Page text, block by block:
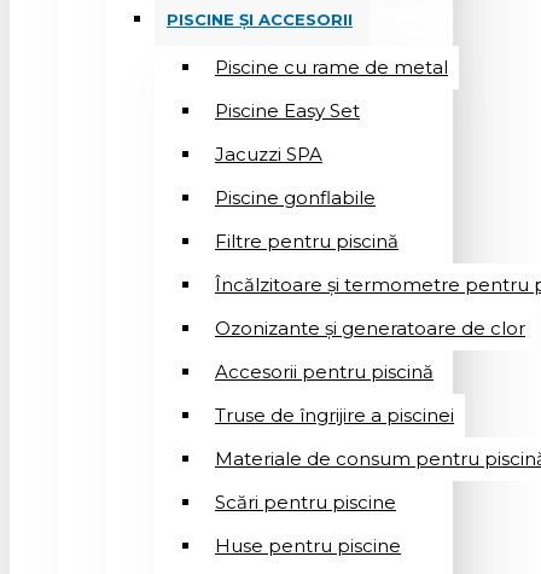
PISCINE ȘI ACCESORII
Piscine cu rame de metal
Piscine Easy Set
Jacuzzi SPA
Piscine gonflabile
Filtre pentru piscină
Încălzitoare și termometre pentru
Ozonizante și generatoare de clor
Accesorii pentru piscină
Truse de îngrijire a piscinei
Materiale de consum pentru
Scări pentru piscine
Huse pentru piscine